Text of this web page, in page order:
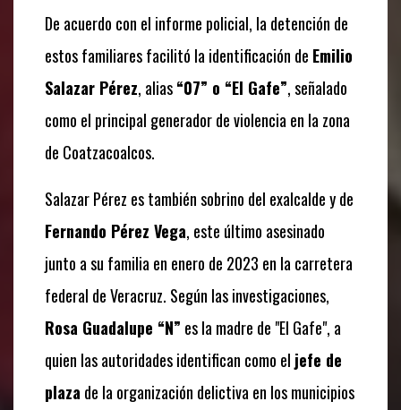
De acuerdo con el informe policial, la detención de
estos familiares facilitó la identificación de Emilio
Salazar Pérez, alias“07” o “El Gafe”, señalado
como el principal generador de violencia en la zona
de Coatzacoalcos.
Salazar Pérez es también sobrino del exalcalde y de
Fernando Pérez Vega, este último asesinado
junto a su familia en enero de 2023 en la carretera
federal de Veracruz. Según las investigaciones,
Rosa Guadalupe “N” es la madre de "El Gafe", a
quien las autoridades identifican como el jefe de
plaza de la organización delictiva en los municipios